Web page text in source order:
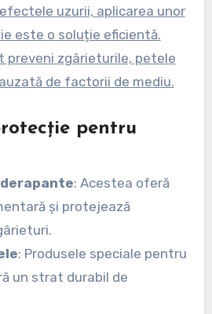
uzurii, aplicarea unor
este o soluție eficientă.
zgârieturile, petele
de factorii de mediu.
pentru
: Acestea oferă
și protejează
: Produsele speciale pentru
un strat durabil de